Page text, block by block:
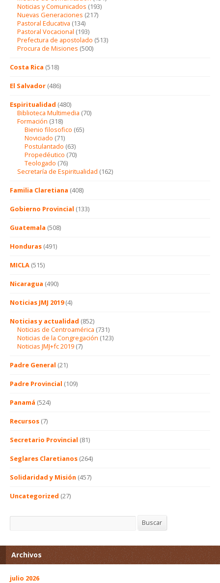
Noticias y Comunicados (193)
Nuevas Generaciones (217)
Pastoral Educativa (134)
Pastoral Vocacional (193)
Prefectura de apostolado (513)
Procura de Misiones (500)
Costa Rica (518)
El Salvador (486)
Espiritualidad (480)
Biblioteca Multimedia (70)
Formación (318)
Bienio filosofico (65)
Noviciado (71)
Postulantado (63)
Propedéutico (70)
Teologado (76)
Secretaría de Espiritualidad (162)
Familia Claretiana (408)
Gobierno Provincial (133)
Guatemala (508)
Honduras (491)
MICLA (515)
Nicaragua (490)
Noticias JMJ 2019(4)
Noticias y actualidad (852)
Noticias de Centroamérica (731)
Noticias de la Congregación (123)
Noticias JMJ+fc 2019 (7)
Padre General (21)
Padre Provincial (109)
Panamá (524)
Recursos (7)
Secretario Provincial (81)
Seglares Claretianos (264)
Solidaridad y Misión (457)
Uncategorized (27)
Buscar Buscar
Archivos
julio 2026